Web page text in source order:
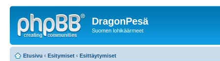
DragonPesä
Suomen lohikäärmeet
Etusivu ‹ Esitymiset ‹ Esittäytymiset